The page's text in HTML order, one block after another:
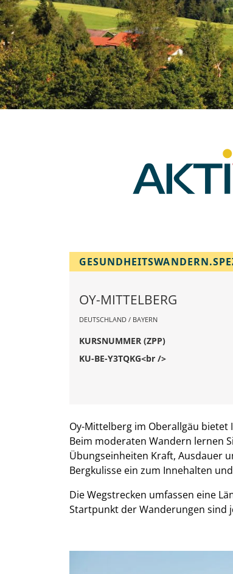
OY-MITTELBERG
DEUTSCHLAND / BAYERN
KURSNUMMER (ZPP)
KU-BE-Y3TQKG<br />
Oy-Mittelberg im Oberallgäu
Beim moderaten Wandern lernen
Übungseinheiten Kraft, Ausdauer
Bergkulisse ein zum Innehalten
Die Wegstrecken umfassen eine
Startpunkt der Wanderungen sind